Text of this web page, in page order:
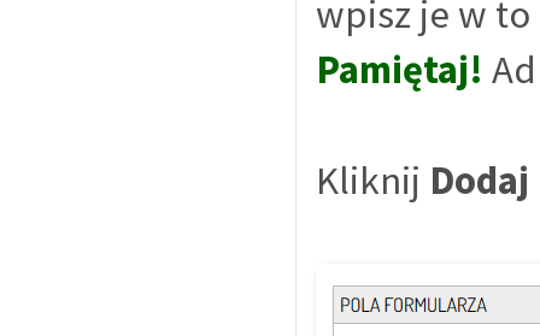
wpisz je w
Pamiętaj!
Kliknij